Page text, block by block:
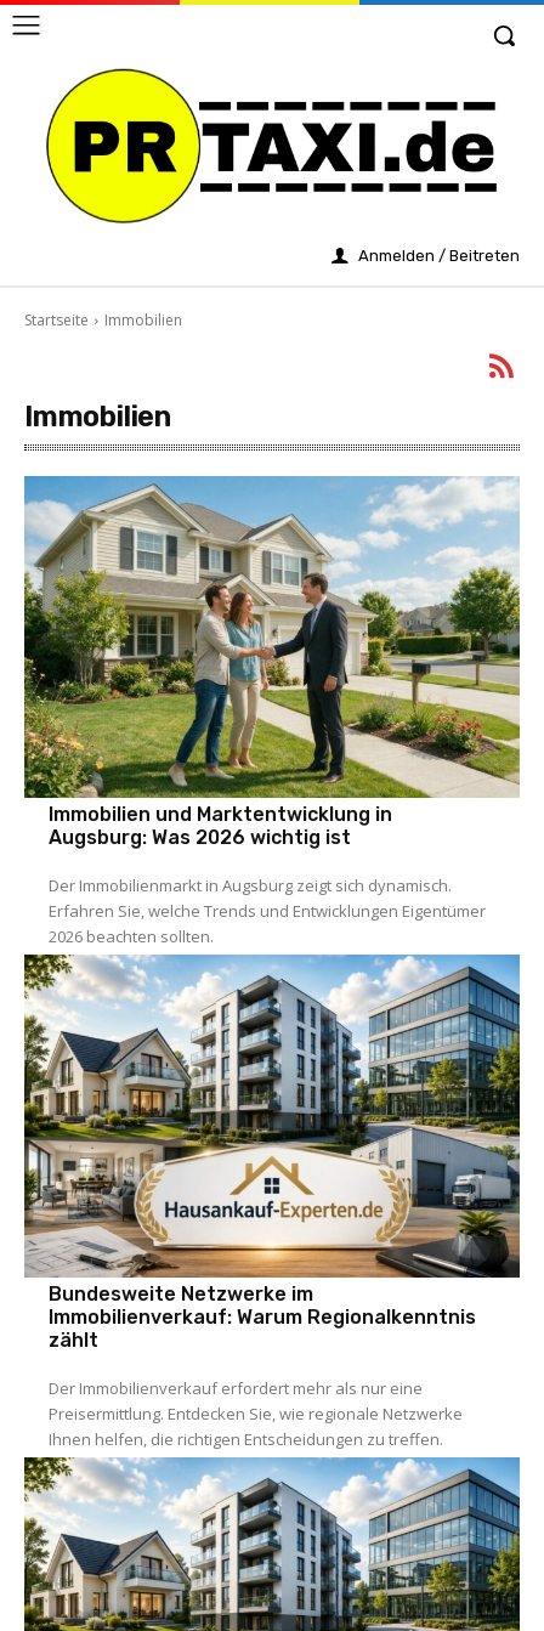
Anmelden / Beitreten
Startseite Immobilien
Immobilien
Immobilien und Marktentwicklung in
Augsburg: Was 2026 wichtig ist
Der Immobilienmarkt in Augsburg zeigt sich dynamisch.
Erfahren Sie, welche Trends und Entwicklungen Eigentümer
2026 beachten sollten.
Bundesweite Netzwerke im
Immobilienverkauf: Warum Regionalkenntnis
zählt
Der Immobilienverkauf erfordert mehr als nur eine
Preisermittlung. Entdecken Sie, wie regionale Netzwerke
Ihnen helfen, die richtigen Entscheidungen zu treffen.